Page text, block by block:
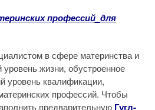
профессий_для
в сфере материнства и
жизни, обустроенное
уровень квалификации,
профессий. Чтобы
предварительную Гугл-